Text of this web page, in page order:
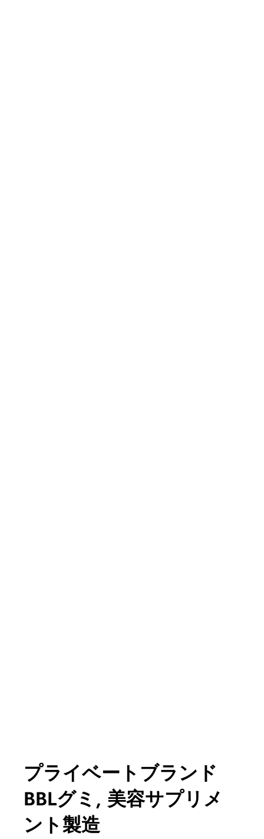
プライベートブランド
BBLグミ, 美容サプリメ
ント製造